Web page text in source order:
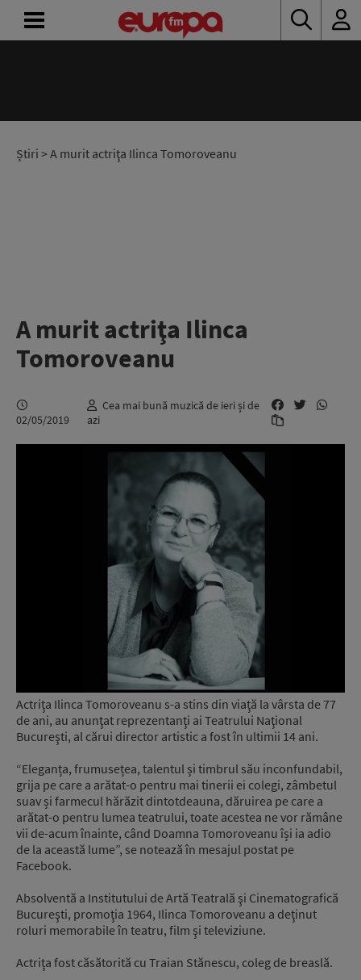
Știri > A murit actriţa Ilinca Tomoroveanu
A murit actriţa Ilinca
Tomoroveanu
02/05/2019
Cea mai bună muzică de ieri și de
azi
Actriţa Ilinca Tomoroveanu s-a stins din viaţă la vârsta de 77
de ani, au anunţat reprezentanţi ai Teatrului Naţional
Bucureşti, al cărui director artistic a fost în ultimii 14 ani.
“Eleganța, frumusețea, talentul și timbrul său inconfundabil,
grija pe care a arătat-o pentru mai tinerii ei colegi, zâmbetul
suav și farmecul hărăzit dintotdeauna, dăruirea pe care a
arătat-o pentru lumea teatrului, toate acestea ne vor rămâne
vii de-acum înainte, când Doamna Tomoroveanu își ia adio
de la această lume”, se notează în mesajul postat pe
Facebook.
Absolventă a Institutului de Artă Teatrală şi Cinematografică
Bucureşti, promoţia 1964, Ilinca Tomoroveanu a deţinut
roluri memorabile în teatru, film şi televiziune.
Actriţa fost căsătorită cu Traian Stănescu, coleg de breaslă.
RADIO